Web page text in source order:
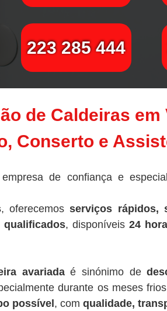
223 285 444
de Caldeiras
Conserto e
de confiança e
, oferecemosserviços rápidos,
qualificados, disponíveis 24
avariadaé sinónimo de
durante os meses
possível , com qualidade,